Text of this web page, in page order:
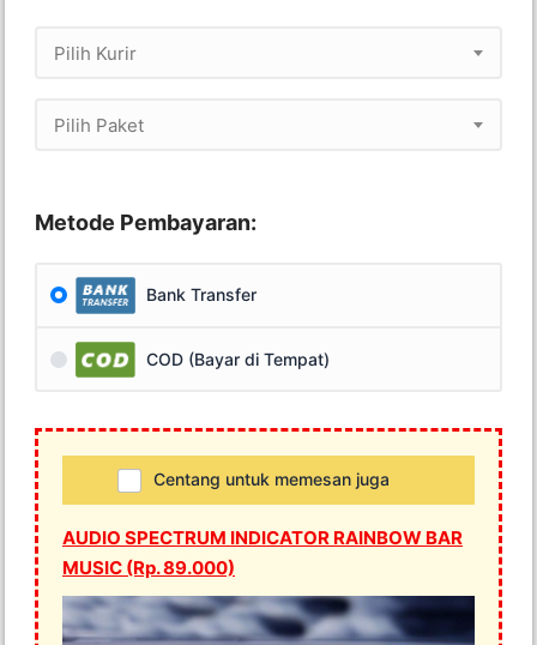
Pilih Kurir
Pilih Paket
Metode Pembayaran:
Bank Transfer
COD (Bayar di Tempat)
Centang untuk memesan juga
AUDIO SPECTRUM INDICATOR RAINBOW BAR
MUSIC (Rp. 89.000)